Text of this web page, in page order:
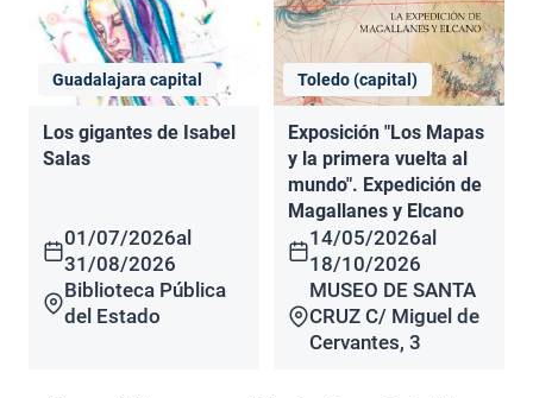
Guadalajara capital
Los gigantes de Isabel
Salas
01/07/2026al
31/08/2026
Biblioteca Pública
del Estado
Toledo (capital)
Exposición "Los Mapas
y la primera vuelta al
mundo". Expedición de
Magallanes y Elcano
14/05/2026al
18/10/2026
MUSEO DE SANTA
CRUZ C/ Miguel de
Cervantes, 3